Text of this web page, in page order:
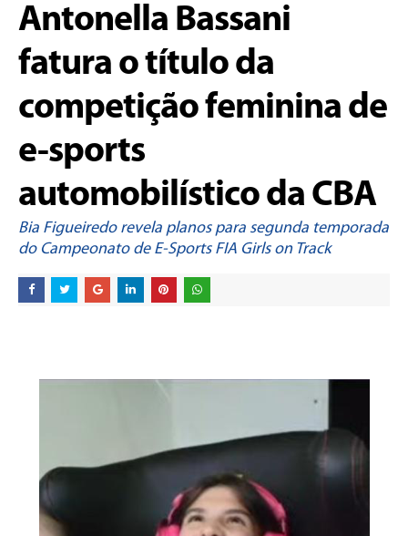
Antonella Bassani
fatura o título da
competição feminina de
e-sports
automobilístico da CBA
Bia Figueiredo revela planos para segunda temporada
do Campeonato de E-Sports FIA Girls on Track